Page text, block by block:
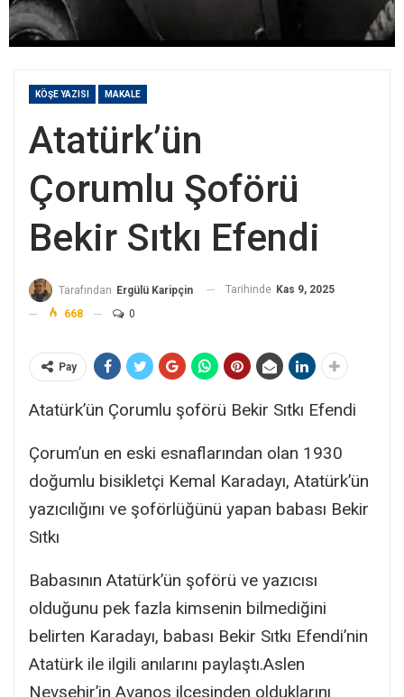
KÖŞE YAZISI MAKALE
Atatürk’ün
Çorumlu Şoförü
Bekir Sıtkı Efendi
Tarafından Ergülü Karipçin Tarihinde Kas 9, 2025
668
0
Pay
Atatürk’ün Çorumlu şoförü Bekir Sıtkı Efendi
Çorum’un en eski esnaflarından olan 1930
doğumlu bisikletçi Kemal Karadayı, Atatürk’ün
yazıcılığını ve şoförlüğünü yapan babası Bekir
Sıtkı
Babasının Atatürk’ün şoförü ve yazıcısı
olduğunu pek fazla kimsenin bilmediğini
belirten Karadayı, babası Bekir Sıtkı Efendi’nin
Atatürk ile ilgili anılarını paylaştı.Aslen
Nevşehir’in Avanos ilçesinden olduklarını